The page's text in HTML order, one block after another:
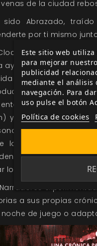
venas de la ciudad
sido Abrazado,
por ti mismo
Carmesí
ayudar a Narradores
introductoria de
durante el
las Sectas
y la propia
de los
los Vástagos. Las
jugarse
los múltiples arcos de
a sus propias
de juego o
Este sitio web
para mejorar
publicidad
mediante el análisis
navegación. Para
uso pulse el botón
Política de cookies